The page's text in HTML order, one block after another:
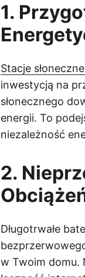
1.
Stacje
inwestycją na
słonecznego
energii. To
niezależność
2.
Długotrwałe
w Twoim domu.